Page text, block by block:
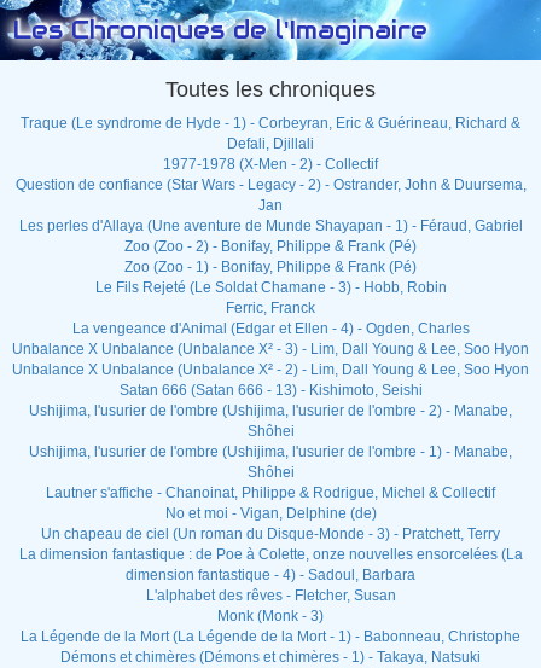
Les Chroniques de l'Imaginaire
Toutes les chroniques
Traque (Le syndrome de Hyde - 1) - Corbeyran, Eric & Guérineau, Richard &
Defali, Djillali
1977-1978 (X-Men - 2) - Collectif
Question de confiance (Star Wars - Legacy - 2) - Ostrander, John & Duursema,
Jan
Les perles d'Allaya (Une aventure de Munde Shayapan - 1) - Féraud, Gabriel
Zoo (Zoo - 2) - Bonifay, Philippe & Frank (Pé)
Zoo (Zoo - 1) - Bonifay, Philippe & Frank (Pé)
Le Fils Rejeté (Le Soldat Chamane - 3) - Hobb, Robin
Ferric, Franck
La vengeance d'Animal (Edgar et Ellen - 4) - Ogden, Charles
Unbalance X Unbalance (Unbalance X² - 3) - Lim, Dall Young & Lee, Soo Hyon
Unbalance X Unbalance (Unbalance X² - 2) - Lim, Dall Young & Lee, Soo Hyon
Satan 666 (Satan 666 - 13) - Kishimoto, Seishi
Ushijima, l'usurier de l'ombre (Ushijima, l'usurier de l'ombre - 2) - Manabe,
Shôhei
Ushijima, l'usurier de l'ombre (Ushijima, l'usurier de l'ombre - 1) - Manabe,
Shôhei
Lautner s'affiche - Chanoinat, Philippe & Rodrigue, Michel & Collectif
No et moi - Vigan, Delphine (de)
Un chapeau de ciel (Un roman du Disque-Monde - 3) - Pratchett, Terry
La dimension fantastique : de Poe à Colette, onze nouvelles ensorcelées (La
dimension fantastique - 4) - Sadoul, Barbara
L'alphabet des rêves - Fletcher, Susan
Monk (Monk - 3)
La Légende de la Mort (La Légende de la Mort - 1) - Babonneau, Christophe
Démons et chimères (Démons et chimères - 1) - Takaya, Natsuki